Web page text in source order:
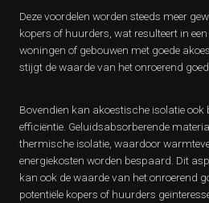
Deze voordelen worden steeds meer
kopers of huurders, wat resulteert in
woningen of gebouwen met goede
stijgt de waarde van het onroerend
Bovendien kan akoestische isolatie
efficiëntie. Geluidsabsorberende
thermische isolatie, waardoor
energiekosten worden bespaard. Dit
kan ook de waarde van het onroerend
potentiële kopers of huurders